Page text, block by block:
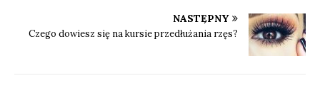
NASTĘPNY
Czego dowiesz się na kursie przedłużania rzęs?